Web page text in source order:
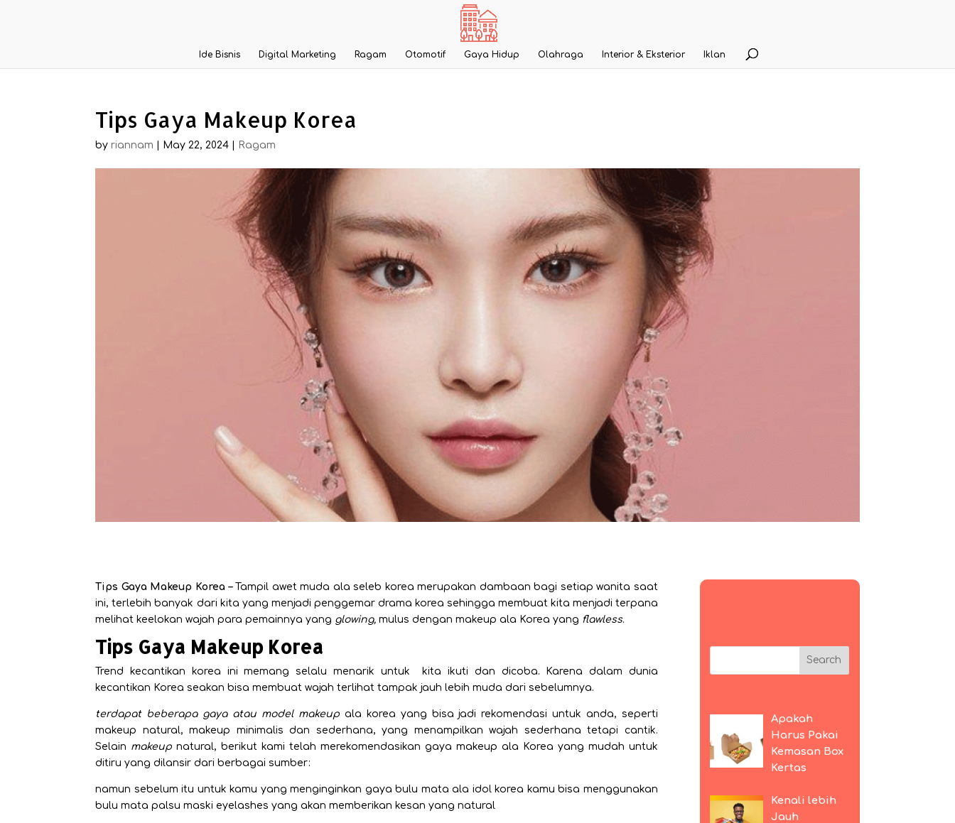
Ide Bisnis Digital Marketing Ragam Otomotif Gaya Hidup Olahraga Interior & Eksterior Iklan
Tips Gaya Makeup Korea
byriannam May 22, 2024 Ragam
Tips Gaya Makeup Korea –Tampil awet muda ala seleb korea merupakan dambaan bagi setiap wanita saat
ini, terlebih banyak dari kita yang menjadi penggemar drama korea sehingga membuat kita menjadi terpana
melihat keelokan wajah para pemainnya yang glowing,mulus dengan makeup ala Korea yang flawless.
Tips Gaya Makeup Korea
Trend kecantikan korea ini memang selalu menarik untuk kita ikuti dan dicoba. Karena dalam dunia
kecantikan Korea seakan bisa membuat wajah terlihat tampak jauh lebih muda dari sebelumnya.
terdapat beberapa gaya atau model makeupala korea yang bisa jadi rekomendasi untuk anda, seperti
makeup natural, makeup minimalis dan sederhana, yang menampilkan wajah sederhana tetapi cantik.
Selain makeup natural, berikut kami telah merekomendasikan gaya makeup ala Korea yang mudah untuk
ditiru yang dilansir dari berbagai sumber:
namun sebelum itu untuk kamu yang menginginkan gaya bulu mata ala idol korea kamu bisa menggunakan
bulu mata palsu maski eyelashes yang akan memberikan kesan yang natural
Apakah
Harus Pakai
Kemasan Box
Kertas
Kenali lebih
Jauh